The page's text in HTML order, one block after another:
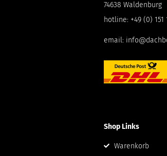
74638 Waldenburg
hotline: +49 (0) 151
email:
Shop Links
Warenkorb